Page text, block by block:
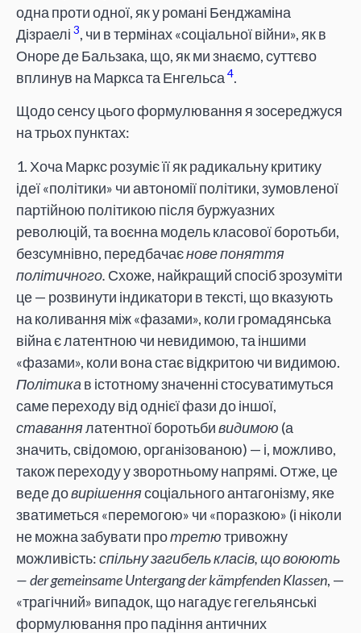
одна проти одної, як у романі Бенджаміна
Дізраелі 3, чи в термінах «соціальної війни», як в
Оноре де Бальзака, що, як ми знаємо, суттєво
вплинув на Маркса та Енгельса 4.
Щодо сенсу цього формулювання я зосереджуся
на трьох пунктах:
1. Хоча Маркс розуміє її як радикальну критику
ідеї «політики» чи автономії політики, зумовленої
партійною політикою після буржуазних
революцій, та воєнна модель класової боротьби,
безсумнівно, передбачаєнове поняття
політичного. Схоже, найкращий спосіб зрозуміти
це — розвинути індикатори в тексті, що вказують
на коливання між «фазами», коли громадянська
війна є латентною чи невидимою, та іншими
«фазами», коли вона стає відкритою чи видимою.
Політика в істотному значенні стосуватимуться
саме переходу від однієї фази до іншої,
ставаннялатентної боротьбивидимою (а
значить, свідомою, організованою) — і, можливо,
також переходу у зворотньому напрямі. Отже, це
веде довирішеннясоціального антагонізму, яке
зватиметься «перемогою» чи «поразкою» (і ніколи
не можна забувати протретютривожну
можливість:спільну загибель класів, що воюють
— der gemeinsame Untergang der kämpfenden Klassen, —
«трагічний» випадок, що нагадує гегельянські
формулювання про падіння античних